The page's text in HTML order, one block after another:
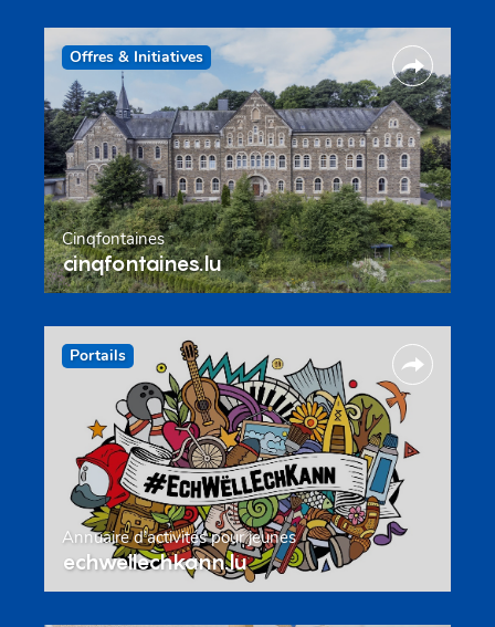
Offres & Initiatives
Cinqfontaines
cinqfontaines.lu
Portails
Annuaire d’activités pour jeunes
echwellechkann.lu